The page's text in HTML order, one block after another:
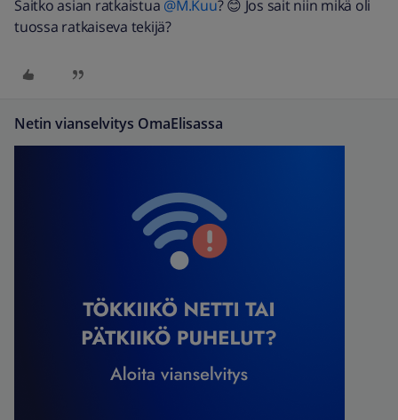
Saitko asian ratkaistua @M.Kuu? 😊 Jos sait niin mikä oli
tuossa ratkaiseva tekijä?
Netin vianselvitys OmaElisassa